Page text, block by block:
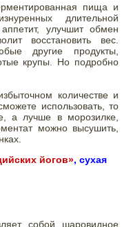
пища и
длительной
улучшит обмен
восстановить вес.
другие продукты,
крупы. Но подробно
количестве и
использовать, то
а лучше в морозилке,
можно высушить,
йогов», сухая
собой шаровидное